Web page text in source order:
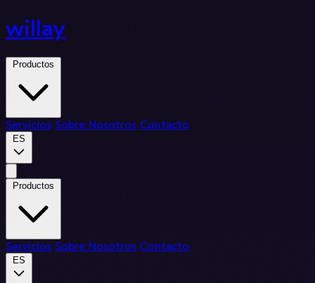
willay
Productos
Servicios Sobre Nosotros Contacto
ES
Productos
Servicios Sobre Nosotros Contacto
ES